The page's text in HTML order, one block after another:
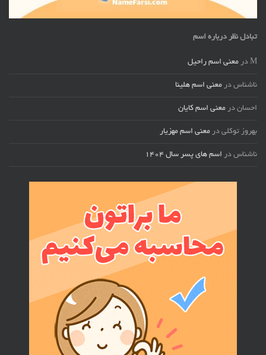
تبادل نظر درباره اسم
M در معنی اسم راحیل
ناشناس در معنی اسم هلینا
احسان در معنی اسم کایان
بهروز توکلی در معنی اسم مهزیار
ناشناس در اسم های پسر سال ۱۴۰۴